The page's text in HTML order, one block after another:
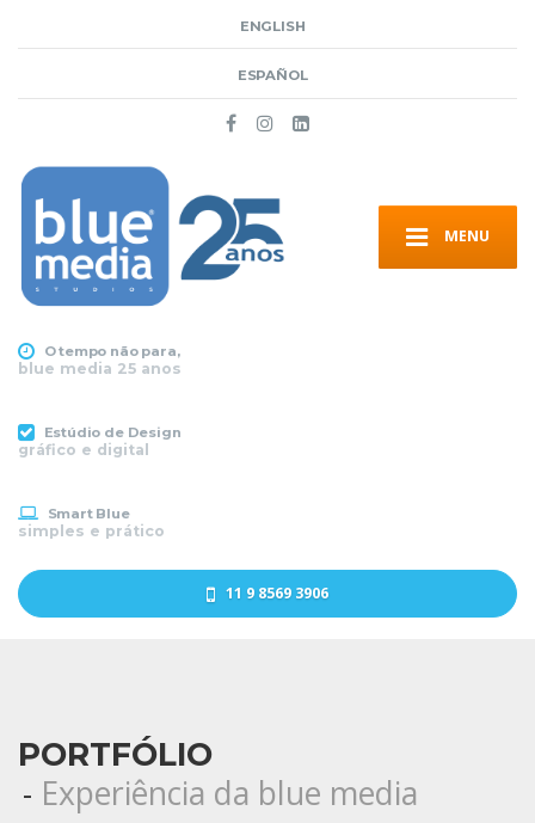
ENGLISH
ESPAÑOL
MENU
O tempo não para,
blue media 25 anos
Estúdio de Design
gráfico e digital
Smart Blue
simples e prático
11 9 8569 3906
PORTFÓLIO
Experiência da blue media